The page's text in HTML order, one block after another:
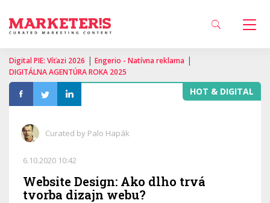
Digital PIE: Víťazi 2026 | Engerio - Natívna reklama |
DIGITÁLNA AGENTÚRA ROKA 2025
HOT & DIGITAL
Curated by Palo Hapák
6.10.2020 10:42
Website Design: Ako dlho trvá
tvorba dizajn webu?